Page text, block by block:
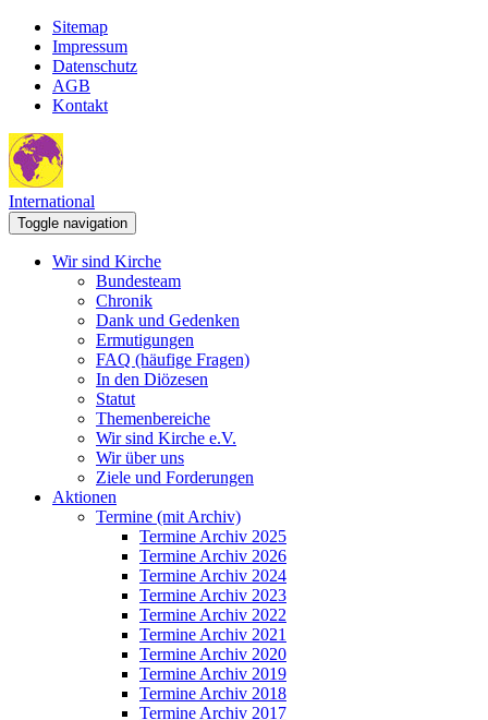
Sitemap
Impressum
Datenschutz
AGB
Kontakt
International
Toggle navigation
Wir sind Kirche
Bundesteam
Chronik
Dank und Gedenken
Ermutigungen
FAQ (häufige Fragen)
In den Diözesen
Statut
Themenbereiche
Wir sind Kirche e.V.
Wir über uns
Ziele und Forderungen
Aktionen
Termine (mit Archiv)
Termine Archiv 2025
Termine Archiv 2026
Termine Archiv 2024
Termine Archiv 2023
Termine Archiv 2022
Termine Archiv 2021
Termine Archiv 2020
Termine Archiv 2019
Termine Archiv 2018
Termine Archiv 2017